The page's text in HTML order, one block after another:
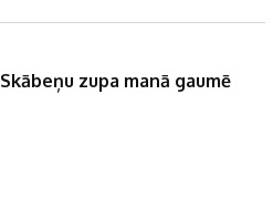
Skābeņu zupa manā gaumē